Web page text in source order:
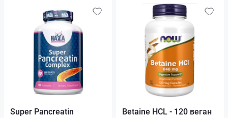
Super Pancreatin
Betaine HCL - 120 веган